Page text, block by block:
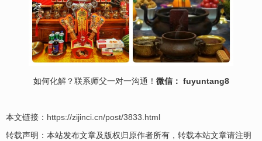
如何化解？联系师父一对一沟通！ 微信： fuyuntang8
本文链接： https://zijinci.cn/post/3833.html
转载声明：本站发布文章及版权归原作者所有，转载本站文章请注明